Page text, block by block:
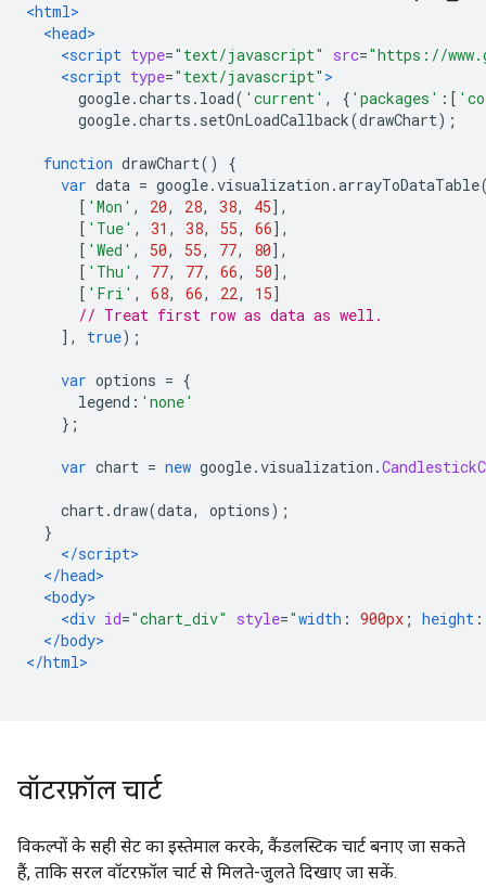
<html>
<head>
<script type="text/javascript" src="https://
<script type="text/javascript" >
google.charts . load( 'current' , { 'packages' :[
google.charts . setOnLoadCallback(drawChart);
function drawChart()
{
var data = google.visualization .arrayToDataTable
[ 'Mon' , 20, 28, 38, 45],
[ 'Tue' , 31 , 38, 55, 66],
[ 'Wed' , 50, 55, 77, 80],
[ 'Thu' , 77, 77, 66, 50],
[ 'Fri' , 68, 66, 22, 15]
// Treat first row as data as well.
],
true);
var options = {
legend : 'none'
};
var chart = new google.visualization .
chart.draw(data, options);
}
</script>
</head>
<body>
<div id="chart_div" style="width : 900px ; height :
</body>
</html>
वॉटरफ़ॉल चार्ट
विकल्पों के सही सेट का इस्तेमाल करके, कैंडलस्टिक चार्ट बनाए जा सकते
हैं, ताकि सरल वॉटरफ़ॉल चार्ट से मिलते-जुलते दिखाए जा सकें.